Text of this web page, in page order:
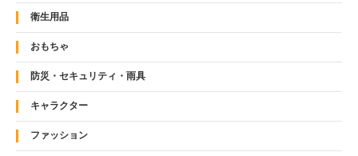
衛生用品
おもちゃ
防災・セキュリティ・雨具
キャラクター
ファッション